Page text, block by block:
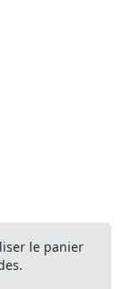
le panier